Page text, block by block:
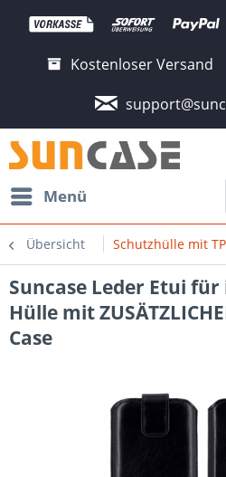
Kostenloser Versand
Menü
Übersicht Schutzhülle mit
Suncase Leder Etui für
Hülle mit
Case